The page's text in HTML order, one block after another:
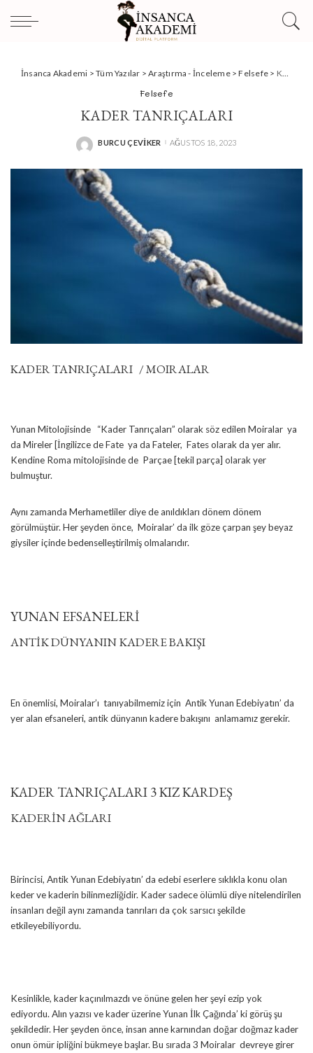
İnsanca Akademi >Tüm Yazılar >Araştırma - İnceleme>Felsefe > KADER TANRIÇALARI
Felsefe
KADER TANRIÇALARI
POSTED
BURCU ÇEVIKER AĞUSTOS 18, 2023
KADER TANRIÇALARI / MOIRALAR
Yunan Mitolojisinde “Kader Tanrıçaları” olarak söz edilen Moiralar ya
da Mireler [İngilizce de Fate ya da Fateler, Fates olarak da yer alır.
Kendine Roma mitolojisinde de Parçae [tekil parça] olarak yer
bulmuştur.
Aynı zamanda Merhametliler diye de anıldıkları dönem dönem
görülmüştür. Her şeyden önce, Moiralar’ da ilk göze çarpan şey beyaz
giysiler içinde bedenselleştirilmiş olmalarıdır.
YUNAN EFSANELERİ
ANTİK DÜNYANIN KADERE BAKIŞI
En önemlisi, Moiralar’ı tanıyabilmemiz için Antik Yunan Edebiyatın’ da
yer alan efsaneleri, antik dünyanın kadere bakışını anlamamız gerekir.
KADER TANRIÇALARI 3 KIZ KARDEŞ
KADERİN AĞLARI
Birincisi, Antik Yunan Edebiyatın’ da edebi eserlere sıklıkla konu olan
keder ve kaderin bilinmezliğidir. Kader sadece ölümlü diye nitelendirilen
insanları değil aynı zamanda tanrıları da çok sarsıcı şekilde
etkileyebiliyordu.
Kesinlikle, kader kaçınılmazdı ve önüne gelen her şeyi ezip yok
ediyordu. Alın yazısı ve kader üzerine Yunan İlk Çağında’ ki görüş şu
şekildedir. Her şeyden önce, insan anne karnından doğar doğmaz kader
onun ömür ipliğini bükmeye başlar. Bu sırada 3 Moiralar devreye girer